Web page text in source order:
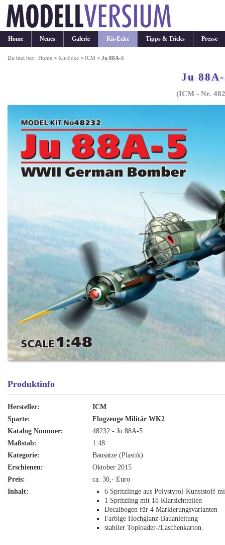
Home Neues Galerie Kit-Ecke Tipps & Tricks Presse
Du bist hier:Home >Kit-Ecke >ICM >Ju 88A-5
Ju
(ICM - Nr.
Produktinfo
Hersteller:
ICM
Sparte:
Flugzeuge Militär WK2
Katalog Nummer:
48232 - Ju 88A-5
Maßstab:
1:48
Kategorie:
Bausätze (Plastik)
Erschienen:
Oktober 2015
Preis:
ca. 30,- Euro
Inhalt:
6 Spritzlinge aus Polystyrol-Kunststoff
1 Spritzling mit 18 Klarsichtteilen
Decalbogen für 4 Markierungsvarianten
Farbige Hochglanz-Bauanleitung
stabiler Toploader-/Laschenkarton.